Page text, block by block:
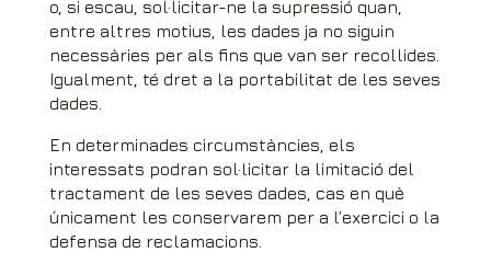
o, si escau, sol·licitar-ne la supressió quan,
entre altres motius, les dades ja no siguin
necessàries per als fins que van ser recollides.
Igualment, té dret a la portabilitat de les seves
dades.
En determinades circumstàncies, els
interessats podran sol·licitar la limitació del
tractament de les seves dades, cas en què
únicament les conservarem per a l’exercici o la
defensa de reclamacions.